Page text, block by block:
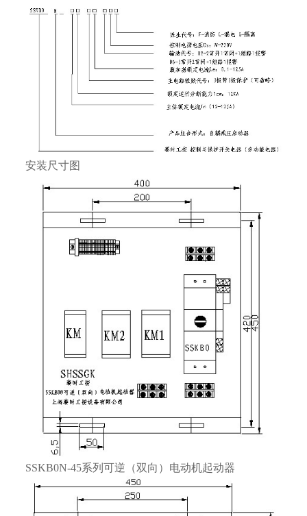
安装尺寸图
SSKB0N-45系列可逆（双向）电动机起动器